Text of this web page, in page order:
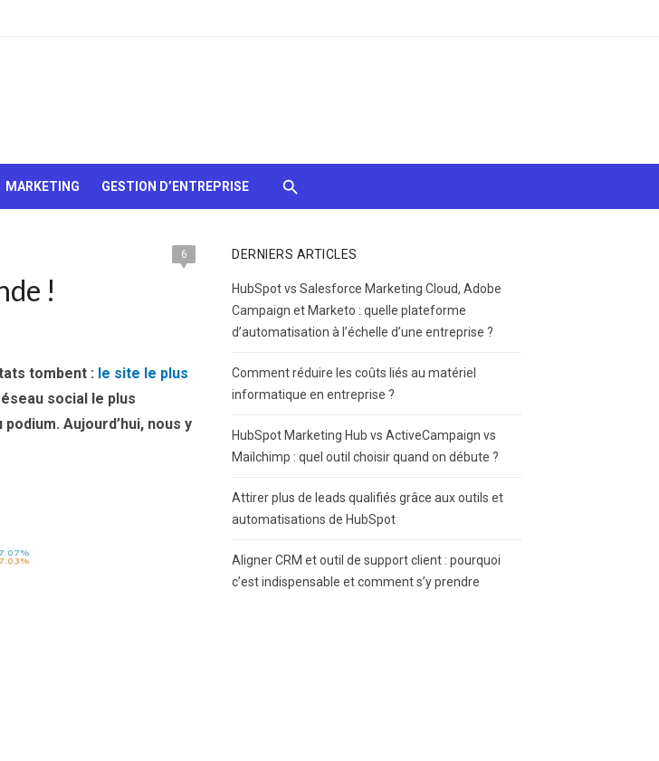
chocolats…
MARKETING GESTION D’ENTREPRISE
6
!
tombent : le site le plus
social le plus
Aujourd’hui, nous y
DERNIERS ARTICLES
HubSpot vs Salesforce Marketing Cloud, Adobe
Campaign et Marketo : quelle plateforme
d’automatisation à l’échelle d’une entreprise ?
Comment réduire les coûts liés au matériel
informatique en entreprise ?
HubSpot Marketing Hub vs ActiveCampaign vs
Mailchimp : quel outil choisir quand on débute ?
Attirer plus de leads qualifiés grâce aux outils et
automatisations de HubSpot
Aligner CRM et outil de support client : pourquoi
c’est indispensable et comment s’y prendre